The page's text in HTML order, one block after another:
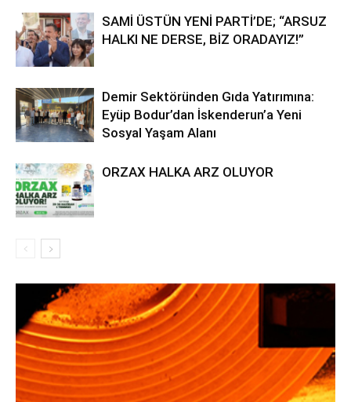
SAMİ ÜSTÜN YENİ PARTİ’DE; “ARSUZ
HALKI NE DERSE, BİZ ORADAYIZ!”
Demir Sektöründen Gıda Yatırımına:
Eyüp Bodur’dan İskenderun’a Yeni
Sosyal Yaşam Alanı
ORZAX HALKA ARZ OLUYOR